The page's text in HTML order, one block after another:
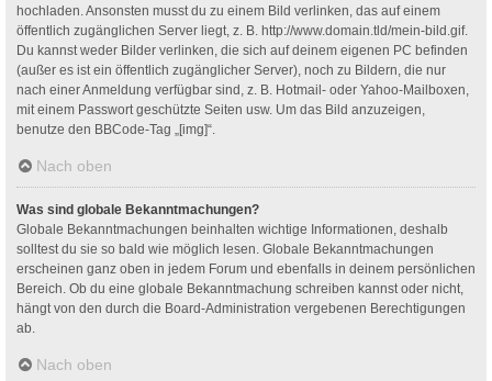
hochladen. Ansonsten musst du zu einem Bild verlinken, das auf einem
öffentlich zugänglichen Server liegt, z. B. http://www.domain.tld/mein-bild.gif.
Du kannst weder Bilder verlinken, die sich auf deinem eigenen PC befinden
(außer es ist ein öffentlich zugänglicher Server), noch zu Bildern, die nur
nach einer Anmeldung verfügbar sind, z. B. Hotmail- oder Yahoo-Mailboxen,
mit einem Passwort geschützte Seiten usw. Um das Bild anzuzeigen,
benutze den BBCode-Tag „[img]“.
Nach oben
Was sind globale Bekanntmachungen?
Globale Bekanntmachungen beinhalten wichtige Informationen, deshalb
solltest du sie so bald wie möglich lesen. Globale Bekanntmachungen
erscheinen ganz oben in jedem Forum und ebenfalls in deinem persönlichen
Bereich. Ob du eine globale Bekanntmachung schreiben kannst oder nicht,
hängt von den durch die Board-Administration vergebenen Berechtigungen
ab.
Nach oben